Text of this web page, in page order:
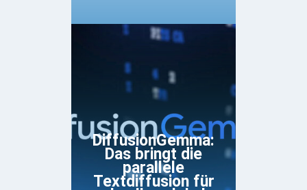
DiffusionGemma:
Das bringt die
parallele
Textdiffusion für